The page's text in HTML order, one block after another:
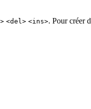
<del> <ins>. Pour créer